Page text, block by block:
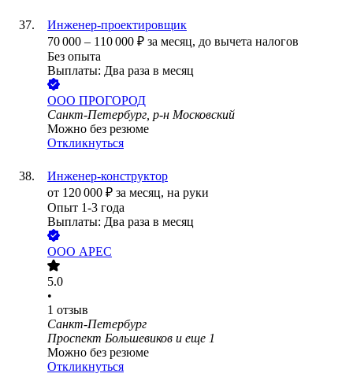
Инженер-проектировщик
70 000 – 110 000 ₽ за месяц, до вычета налогов
Без опыта
Выплаты: Два раза в месяц
ООО ПРОГОРОД
Санкт-Петербург, р-н Московский
Можно без резюме
Откликнуться
Инженер-конструктор
от 120 000 ₽ за месяц, на руки
Опыт 1-3 года
Выплаты: Два раза в месяц
ООО АРЕС
5.0
•
1 отзыв
Санкт-Петербург
Проспект Большевиков и еще 1
Можно без резюме
Откликнуться